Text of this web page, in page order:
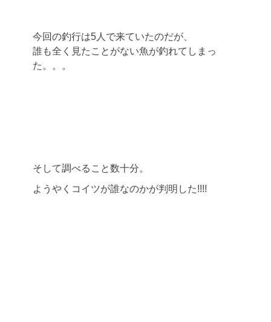
今回の釣行は5人で来ていたのだが、
誰も全く見たことがない魚が釣れてしまっ
た。。。
そして調べること数十分。
ようやくコイツが誰なのかが判明した!!!!